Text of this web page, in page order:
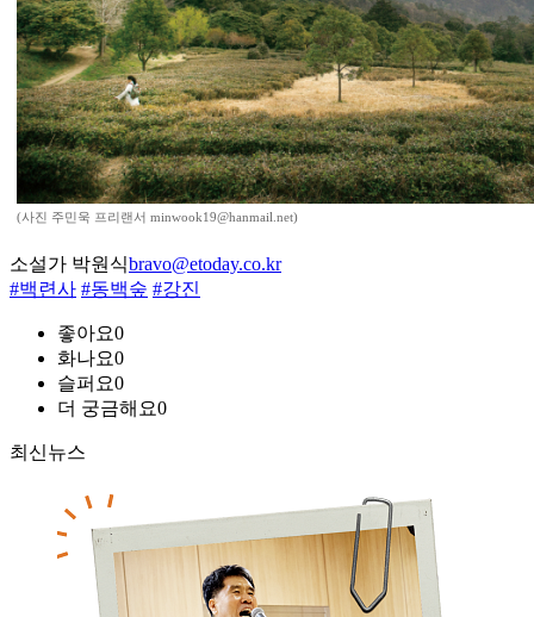
(사진 주민욱 프리랜서 minwook19@hanmail.net)
소설가 박원식bravo@etoday.co.kr
#백련사 #동백숲 #강진
좋아요0
화나요0
슬퍼요0
더 궁금해요0
최신뉴스